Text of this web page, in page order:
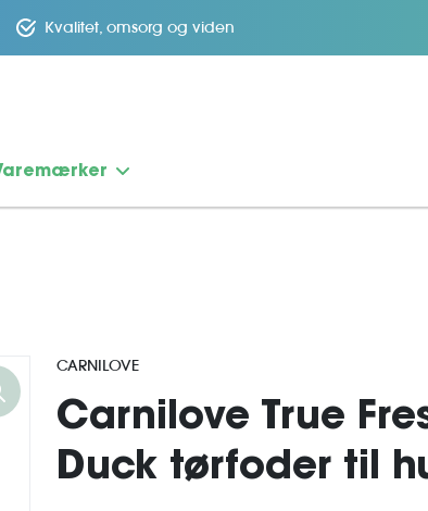
Kvalitet, omsorg og viden
CARNILOVE
Carnilove True
Duck tørfoder til